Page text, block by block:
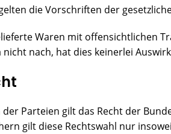
die Vorschriften der
Waren mit offensichtlichen
nach, hat dies keinerlei
Parteien gilt das Recht der
gilt diese Rechtswahl nur